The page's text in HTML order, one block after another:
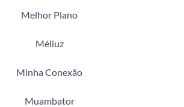
Melhor Plano
Méliuz
Minha Conexão
Muambator